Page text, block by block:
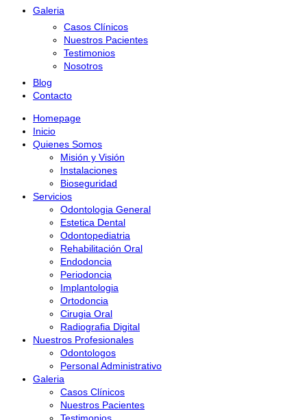
Galeria
Casos Clínicos
Nuestros Pacientes
Testimonios
Nosotros
Blog
Contacto
Homepage
Inicio
Quienes Somos
Misión y Visión
Instalaciones
Bioseguridad
Servicios
Odontologia General
Estetica Dental
Odontopediatria
Rehabilitación Oral
Endodoncia
Periodoncia
Implantologia
Ortodoncia
Cirugia Oral
Radiografia Digital
Nuestros Profesionales
Odontologos
Personal Administrativo
Galeria
Casos Clínicos
Nuestros Pacientes